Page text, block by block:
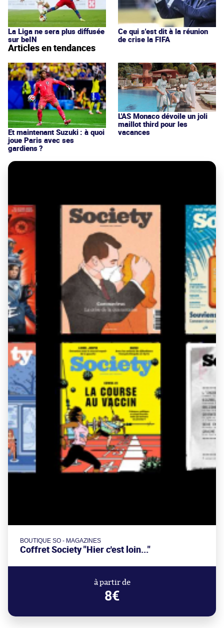
La Liga ne sera plus diffusée
sur beIN
Ce qui s'est dit à la réunion
de crise la FIFA
Articles en tendances
Et maintenant Suzuki : à quoi
joue Paris avec ses
gardiens ?
L'AS Monaco dévoile un joli
maillot third pour les
vacances
BOUTIQUE SO - MAGAZINES
Coffret Society "Hier c'est loin..."
à partir de
8€